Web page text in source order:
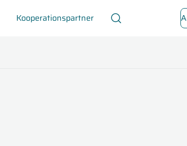
Kooperationspartner